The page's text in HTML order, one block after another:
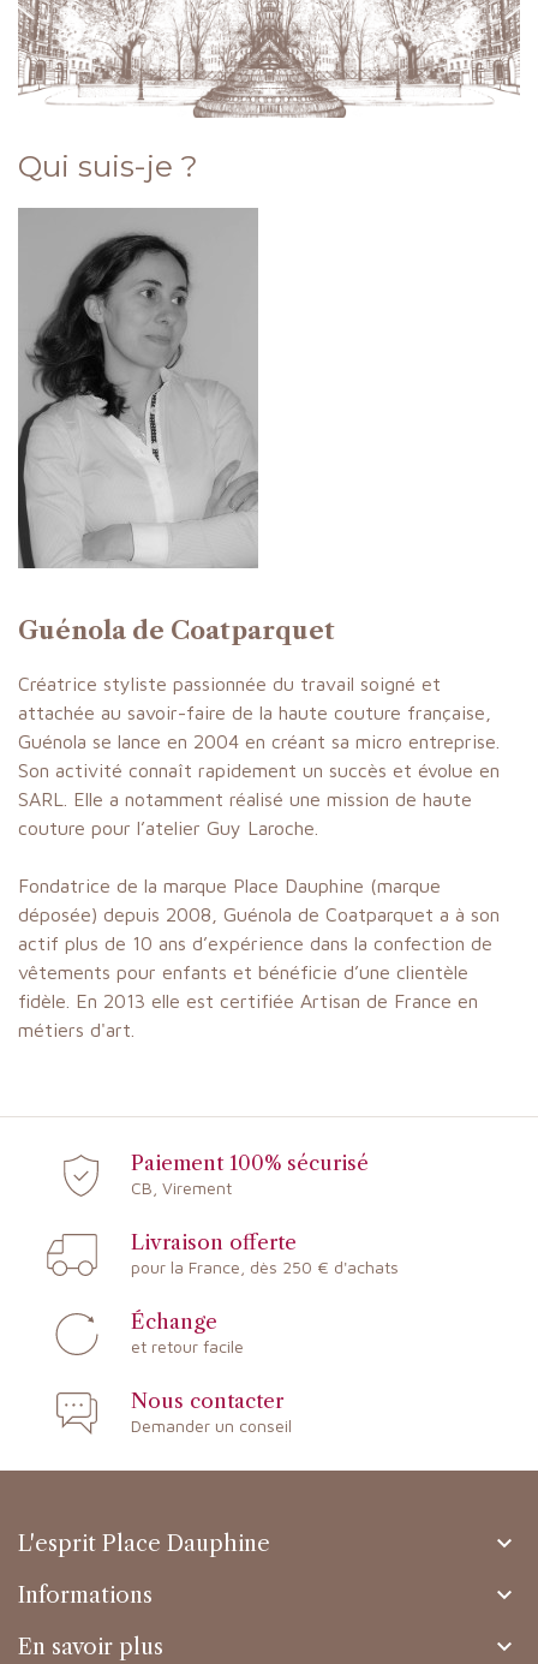
Qui suis-je ?
Guénola de Coatparquet
Créatrice styliste passionnée du travail soigné et
attachée au savoir-faire de la haute couture française,
Guénola se lance en 2004 en créant sa micro entreprise.
Son activité connaît rapidement un succès et évolue en
SARL. Elle a notamment réalisé une mission de haute
couture pour l’atelier Guy Laroche.
Fondatrice de la marque Place Dauphine (marque
déposée) depuis 2008, Guénola de Coatparquet a à son
actif plus de 10 ans d’expérience dans la confection de
vêtements pour enfants et bénéficie d’une clientèle
fidèle. En 2013 elle est certifiée Artisan de France en
métiers d'art.
Paiement 100% sécurisé
CB, Virement
Livraison offerte
pour la France, dès 250 € d'achats
Échange
et retour facile
Nous contacter
Demander un conseil
L'esprit Place Dauphine 
Informations 
En savoir plus 